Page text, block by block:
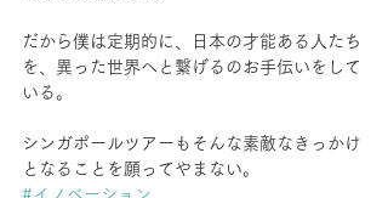
だから僕は定期的に、日本の才能ある人たち
を、異った世界へと繋げるのお手伝いをして
いる。
シンガポールツアーもそんな素敵なきっかけ
となることを願ってやまない。
#イノベーション